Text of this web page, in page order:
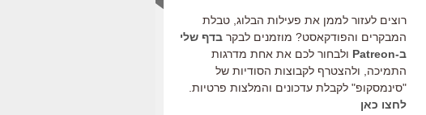
רוצים לעזור לממן את פעילות הבלוג, טבלת
המבקרים והפודקאסט? מוזמנים לבקר בדף שלי
ב-Patreon
ולבחור לכם את אחת מדרגות
התמיכה, ולהצטרף לקבוצות הסודיות של
"סינמסקופ" לקבלת עדכונים והמלצות פרטיות.
לחצו כאן